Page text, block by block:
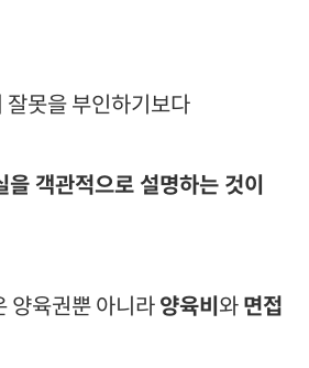
잘못을 부인하기보다
객관적으로 설명하는 것이
양육권뿐 아니라 양육비 와 면접